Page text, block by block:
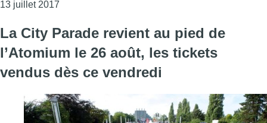
13 juillet 2017
La City Parade revient au pied de
l’Atomium le 26 août, les tickets
vendus dès ce vendredi